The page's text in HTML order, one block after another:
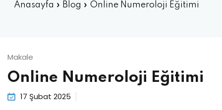
Anasayfa » Blog » Online Numeroloji Eğitimi
Makale
Online Numeroloji Eğitimi
17 Şubat 2025
Şifrenizi mi kaybettiniz?